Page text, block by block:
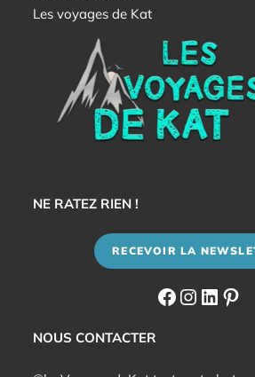
Les voyages de Kat
NE RATEZ RIEN !
RECEVOIR LA
Facebook
Instagram
LinkedIn
NOUS CONTACTER